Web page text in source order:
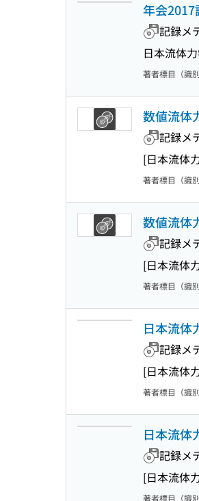
年会2017
記録メ
日本流体
著者標目（識別
数値流体
記録メ
[日本流体
著者標目（識別
数値流体
記録メ
[日本流体
著者標目（識別
日本流体
記録メ
[日本流体
著者標目（識別
日本流体
記録メ
[日本流体
著者標目（識別